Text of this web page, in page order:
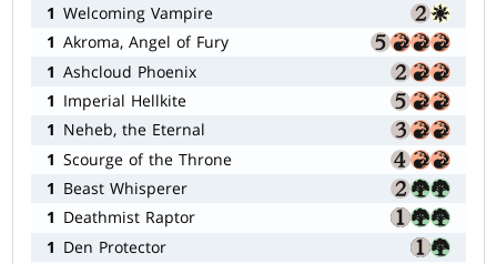
1 Welcoming Vampire
1 Akroma, Angel of Fury
1 Ashcloud Phoenix
1 Imperial Hellkite
1 Neheb, the Eternal
1 Scourge of the Throne
1 Beast Whisperer
1 Deathmist Raptor
1 Den Protector